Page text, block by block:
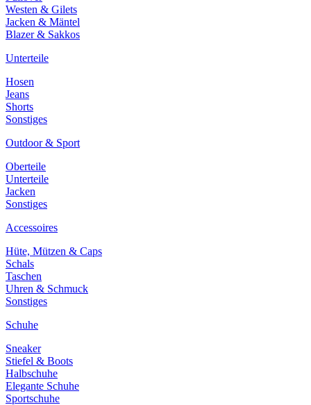
Westen & Gilets
Jacken & Mäntel
Blazer & Sakkos
Unterteile
Hosen
Jeans
Shorts
Sonstiges
Outdoor & Sport
Oberteile
Unterteile
Jacken
Sonstiges
Accessoires
Hüte, Mützen & Caps
Schals
Taschen
Uhren & Schmuck
Sonstiges
Schuhe
Sneaker
Stiefel & Boots
Halbschuhe
Elegante Schuhe
Sportschuhe